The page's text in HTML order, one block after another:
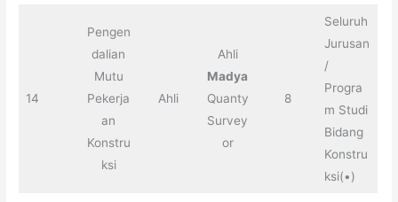
14
Pengen
dalian
Mutu
Pekerja
an
Konstru
ksi
Ahli
Ahli
Madya
Quanty
Survey
or
8
Seluruh
Jurusan
/
Progra
m Studi
Bidang
Konstru
ksi(•)